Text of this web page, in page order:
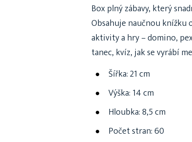
Box plný zábavy, který
Obsahuje naučnou knížku
aktivity a hry – domino,
tanec, kvíz, jak se vyrábí
Šířka: 21 cm
Výška: 14 cm
Hloubka: 8,5 cm
Počet stran: 60